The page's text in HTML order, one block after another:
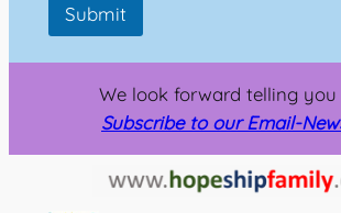
Submit
We look forward telling you
Subscribe to our Email-